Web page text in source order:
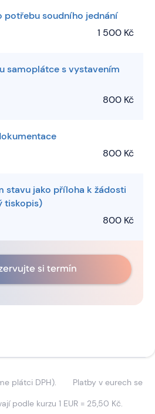
potřebu soudního jednání
1 500 Kč
samoplátce s vystavením
800 Kč
800 Kč
stavu jako příloha k žádosti
tiskopis)
800 Kč
si termín
plátci DPH).
Platby v eurech se
podle kurzu 1 EUR = 25,50 Kč.